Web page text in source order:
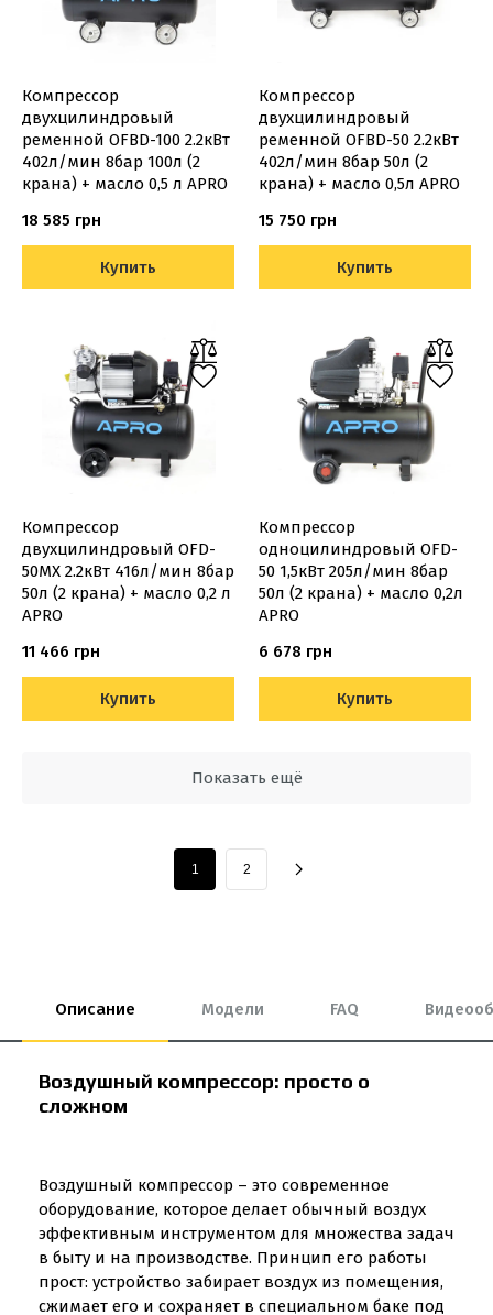
Компрессор
двухцилиндровый
ременной OFBD-100 2.2кВт
402л/мин 8бар 100л (2
крана) + масло 0,5 л APRO
18 585 грн
Купить
Компрессор
двухцилиндровый
ременной OFBD-50 2.2кВт
402л/мин 8бар 50л (2
крана) + масло 0,5л APRO
15 750 грн
Купить
Компрессор
двухцилиндровый OFD-
50MX 2.2кВт 416л/мин 8бар
50л (2 крана) + масло 0,2 л
APRO
11 466 грн
Купить
Компрессор
одноцилиндровый OFD-
50 1,5кВт 205л/мин 8бар
50л (2 крана) + масло 0,2л
APRO
6 678 грн
Купить
Показать ещё
1 2
Описание Модели FAQ
Воздушный компрессор: просто о
сложном
Воздушный компрессор – это современное
оборудование, которое делает обычный воздух
эффективным инструментом для множества задач
в быту и на производстве. Принцип его работы
прост: устройство забирает воздух из помещения,
сжимает его и сохраняет в специальном баке под